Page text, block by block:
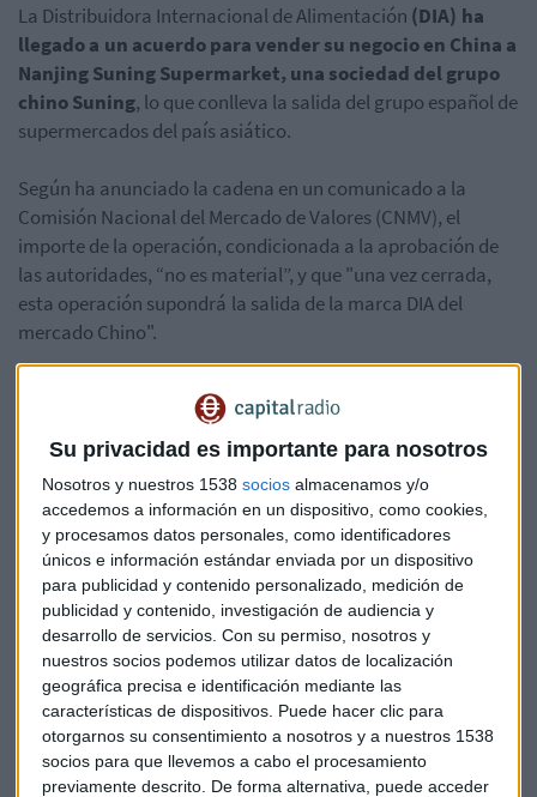
Su privacidad es importante para nosotros
Nosotros y nuestros 1538 socios almacenamos y/o
accedemos a información en un dispositivo, como cookies,
y procesamos datos personales, como identificadores
únicos e información estándar enviada por un dispositivo
para publicidad y contenido personalizado, medición de
publicidad y contenido, investigación de audiencia y
desarrollo de servicios. Con su permiso, nosotros y
nuestros socios podemos utilizar datos de localización
geográfica precisa e identificación mediante las
características de dispositivos. Puede hacer clic para
otorgarnos su consentimiento a nosotros y a nuestros 1538
socios para que llevemos a cabo el procesamiento
previamente descrito. De forma alternativa, puede acceder
La Distribuidora Internacional de Alimentación (DIA) ha
llegado a un acuerdo para vender su negocio en China a
Nanjing Suning Supermarket, una sociedad del grupo
chino Suning, lo que conlleva la salida del grupo español de
supermercados del país asiático.
Según ha anunciado la cadena en un comunicado a la
Comisión Nacional del Mercado de Valores (CNMV), el
importe de la operación, condicionada a la aprobación de
las autoridades, “no es material”, y que "una vez cerrada,
esta operación supondrá la salida de la marca DIA del
mercado Chino".
DIA cerró 2017 con unas pérdidas de 26,6 millones de
euros en Shanghai, más del doble que las del año
anterior, lo que hace que, desde su llegada al mercado
Chino, haya perdido más de 60 millones de euros.
La compañía cerrará las más de 370 tiendas que tiene en el
país y mantendrá su negocio en el resto de países: España,
Brasil, Argentina y Portugal.
A finales de febrero, la marca ya había informado de
negociaciones avanzadas para vender el negocio en China,
a pesar de haber decidido en 2016 continuar en el mercado
en Shangai tras cerrar su filial en Pekín, aún acumulando
unas pérdidas de más de 65 millones de euros.